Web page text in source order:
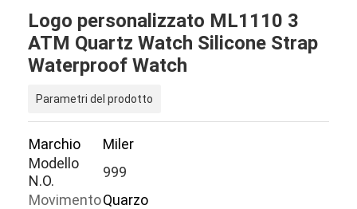
Logo personalizzato ML1110 3
ATM Quartz Watch Silicone Strap
Waterproof Watch
Parametri del prodotto
Marchio
Miler
Modello
N.O.
999
MovimentoQuarzo